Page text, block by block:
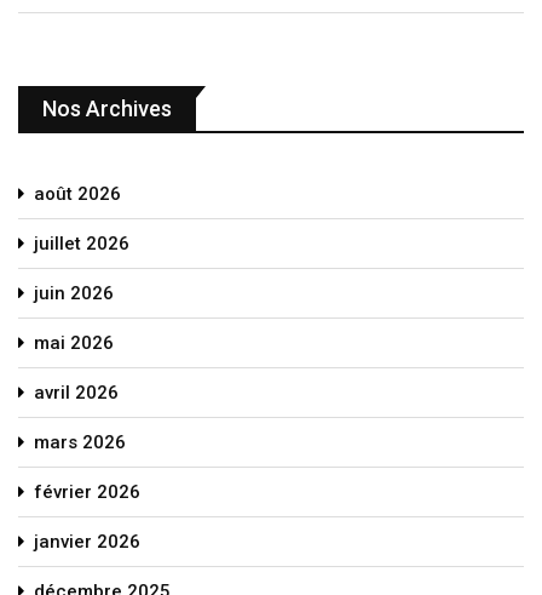
Nos Archives
août 2026
juillet 2026
juin 2026
mai 2026
avril 2026
mars 2026
février 2026
janvier 2026